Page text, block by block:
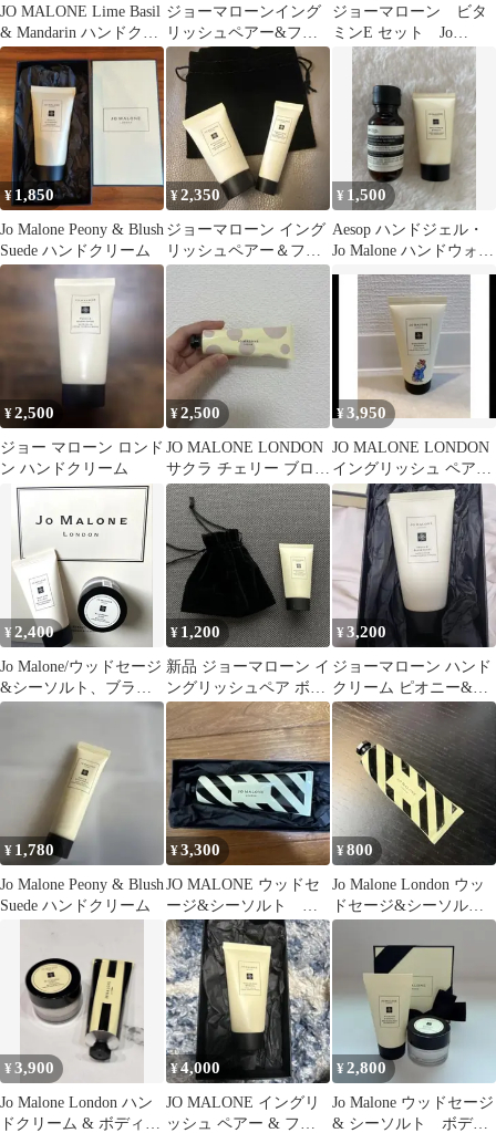
JO MALONE Lime Basil
& Mandarin ハンドクリ
ーム
ジョーマローンイング
リッシュペアー&フリ
ージア ボディソープ
30ml
ジョーマローン ビタ
ミンE セット Jo
Malone トラベルキット
¥ 1,850
Jo Malone Peony & Blush
Suede ハンドクリーム
¥2,350
ジョーマローン イング
リッシュペアー＆フリ
ージア ウォッシュジェ
¥ 1,500
Aesop ハンドジェル・
Jo Malone ハンドウォッ
シュ
¥2,500
ジョー マローン ロンド
ン ハンドクリーム
¥2,500
JO MALONE LONDON
サクラ チェリー ブロッ
サム ハンドクリーム
¥ 3,950
JO MALONE LONDON
イングリッシュ ペアー
＆フリージア
¥2,400
Jo Malone/ウッドセージ
&シーソルト、ブラッ
クベリー&ベイ
¥ 1,200
新品 ジョーマローン イ
ングリッシュペア ボデ
ィ&ハンドウォッシュ
¥3,200
ジョーマローン ハンド
クリーム ピオニー&ブ
ラッシュスエード 50ml
新品
¥ 1,780
Jo Malone Peony & Blush
Suede ハンドクリーム
¥3,300
JO MALONE ウッドセ
ージ&シーソルト ハ
ンドクリーム
¥800
Jo Malone London ウッ
ドセージ&シーソルト
ハンドクリーム
¥3,900
Jo Malone London ハン
ドクリーム & ボディク
¥4,000
JO MALONE イングリ
ッシュ ペアー & フリ
¥2,800
Jo Malone ウッドセージ
& シーソルト ボディ